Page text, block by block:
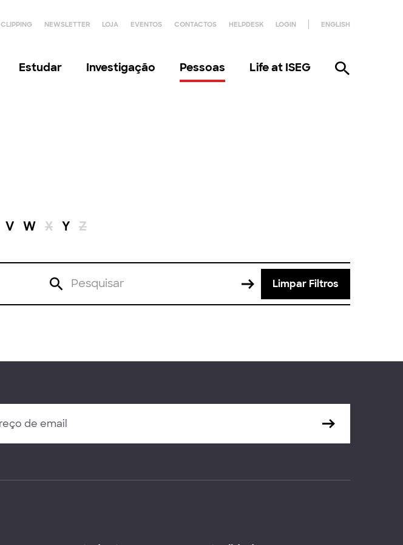
CLIPPING NEWSLETTER LOJA EVENTOS CONTACTOS HELPDESK LOGIN ENGLISH
Estudar Investigação Pessoas Life at ISEG
V W X Y Z
Limpar Filtros